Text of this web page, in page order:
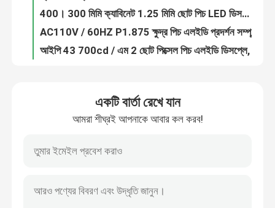
মান নিয়ন্ত্রণ
যোগাযোগ করুন
প্রোগ্রামেবল 9600K 3000Hz পি 2 ছোট পিচ এলইডি ডিসপ্লে অত্যন্ত সামঞ্জস্যযোগ্য
আইপি 43 200 * 150 মিমি 1.25 মিমি এইচডি ছোট পিচ LED ডিসপ্লে প্রশস্ত দেখার কোণ Viewing
একটি বার্তা রেখে যান
আমরা শীঘ্রই আপনাকে আবার কল করব!